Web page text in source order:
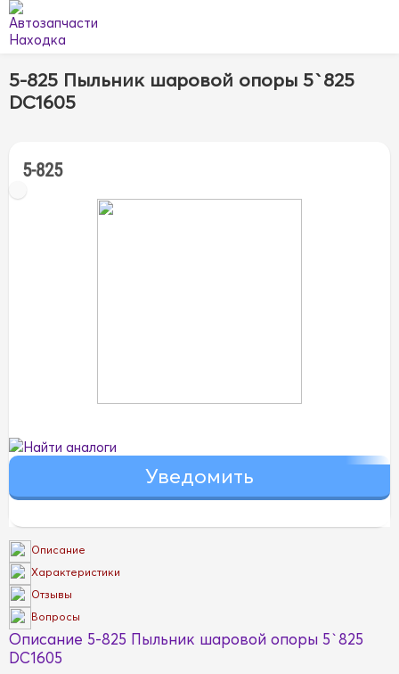
5-825 Пыльник шаровой опоры 5`825
DC1605
5-825
Найти аналоги
Описание
Характеристики
Отзывы
Вопросы
Описание 5-825 Пыльник шаровой опоры 5`825
DC1605